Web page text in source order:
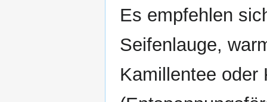
Es empfehlen
Seifenlauge,
Kamillentee oder